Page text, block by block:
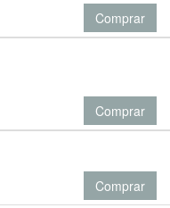
Comprar
Comprar
Comprar